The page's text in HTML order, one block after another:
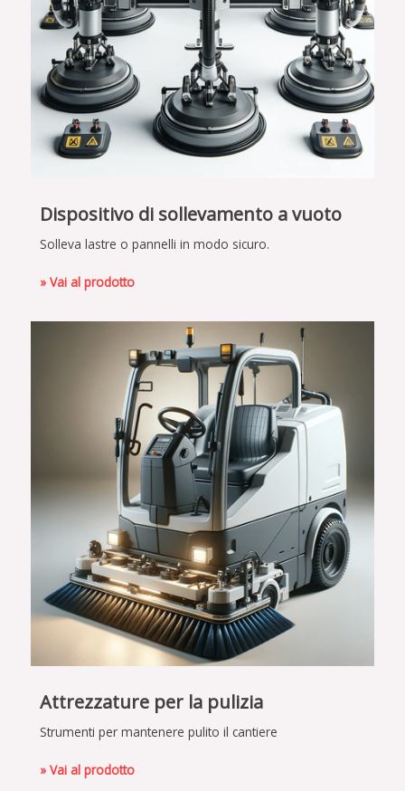
Dispositivo di sollevamento a vuoto
Solleva lastre o pannelli in modo sicuro.
» Vai al prodotto
Attrezzature per la pulizia
Strumenti per mantenere pulito il cantiere
» Vai al prodotto